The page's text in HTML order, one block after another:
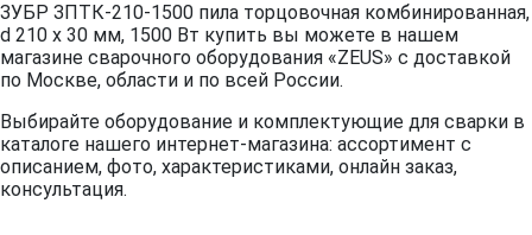
ЗУБР ЗПТК-210-1500 пила торцовочная комбинированная,
d 210 х 30 мм, 1500 Вт купить вы можете в нашем
магазине сварочного оборудования «ZEUS» с доставкой
по Москве, области и по всей России.
Выбирайте оборудование и комплектующие для сварки в
каталоге нашего интернет-магазина: ассортимент с
описанием, фото, характеристиками, онлайн заказ,
консультация.